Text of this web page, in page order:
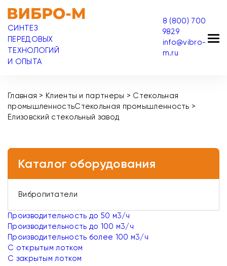
СИНТЕЗ
ПЕРЕДОВЫХ
ТЕХНОЛОГИЙ
И ОПЫТА
8 (800) 700
9829
info@vibro-
m.ru
Главная > Клиенты и партнеры > Стекольная
промышленностьСтекольная промышленность >
Елизовский стекольный завод
Каталог оборудования
Вибропитатели
Производительность до 50 м3/ч
Производительность до 100 м3/ч
Производительность более 100 м3/ч
С открытым лотком
С закрытым лотком